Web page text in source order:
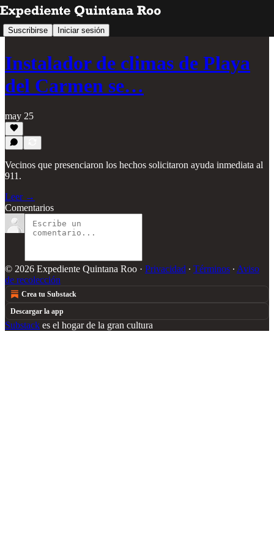
Suscribirse Iniciar sesión
Instalador de climas de Playa
del Carmen se…
may 25
Vecinos que presenciaron los hechos solicitaron ayuda inmediata al
911.
Leer →
Comentarios
© 2026 Expediente Quintana Roo · Privacidad ∙ Términos ∙ Aviso
de recolección
Crea tu Substack
Descargar la app
Substack es el hogar de la gran cultura